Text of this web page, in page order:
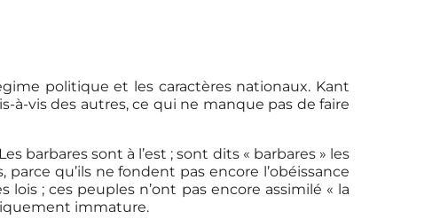
politique et les caractères nationaux. Kant
à-vis des autres, ce qui ne manque pas de faire
barbares sont à l’est ; sont dits « barbares » les
qu’ils ne fondent pas encore l’obéissance
; ces peuples n’ont pas encore assimilé « la
immature.